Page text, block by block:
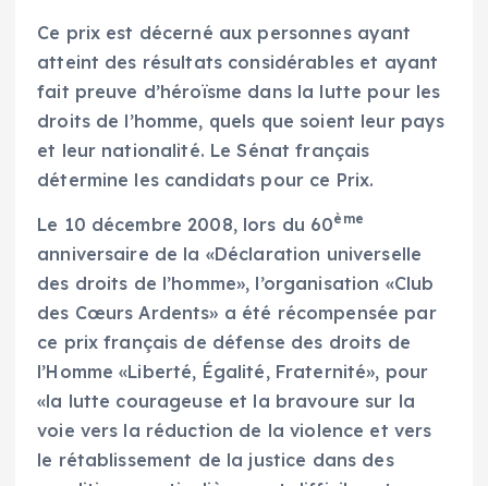
Ce prix est décerné aux personnes ayant
atteint des résultats considérables et ayant
fait preuve d’héroïsme dans la lutte pour les
droits de l’homme, quels que soient leur pays
et leur nationalité. Le Sénat français
détermine les candidats pour ce Prix.
Le 10 décembre 2008, lors du 60ème
anniversaire de la «Déclaration universelle
des droits de l’homme», l’organisation «Club
des Cœurs Ardents» a été récompensée par
ce prix français de défense des droits de
l’Homme «Liberté, Égalité, Fraternité», pour
«la lutte courageuse et la bravoure sur la
voie vers la réduction de la violence et vers
le rétablissement de la justice dans des